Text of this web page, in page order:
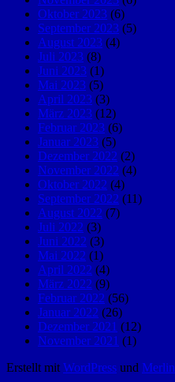
Oktober 2023 (6)
September 2023 (5)
August 2023 (4)
Juli 2023 (8)
Juni 2023 (1)
Mai 2023 (5)
April 2023 (3)
März 2023 (12)
Februar 2023 (6)
Januar 2023 (5)
Dezember 2022 (2)
November 2022 (4)
Oktober 2022 (4)
September 2022 (11)
August 2022 (7)
Juli 2022 (3)
Juni 2022 (3)
Mai 2022 (1)
April 2022 (4)
März 2022 (9)
Februar 2022 (56)
Januar 2022 (26)
Dezember 2021 (12)
November 2021 (1)
Erstellt mit WordPress und Merlin